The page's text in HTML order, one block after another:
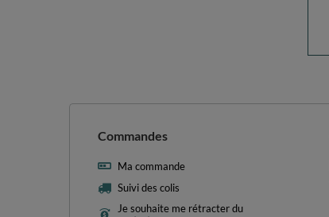
Commandes
Ma commande
Suivi des colis
Je souhaite me rétracter du